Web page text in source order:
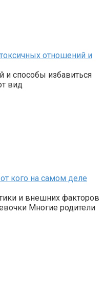
отношений и
и способы избавиться
вид
кого на самом деле
и внешних факторов
Многие родители